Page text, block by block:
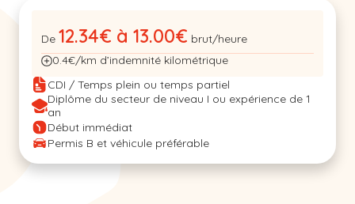
De 12.34€ à 13.00€ brut/heure
0.4€/km d’indemnité kilométrique
CDI / Temps plein ou temps partiel
Diplôme du secteur de niveau I ou expérience de 1
an
Début immédiat
Permis B et véhicule préférable